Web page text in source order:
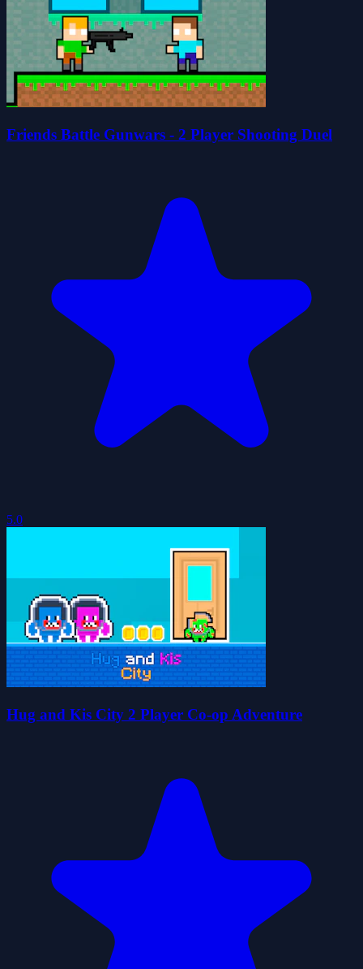
Friends Battle Gunwars - 2 Player Shooting Duel
5.0
Hug and Kis City 2 Player Co-op Adventure